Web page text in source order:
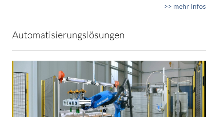
>> mehr Infos
Automatisierungslösungen